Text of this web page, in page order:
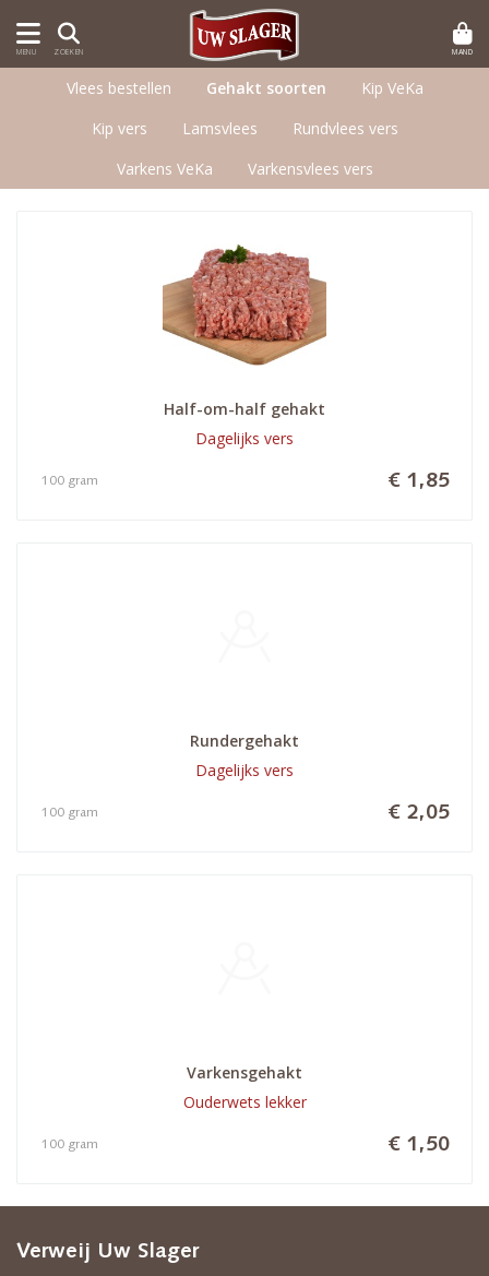
MENU ZOEKEN MAND
Vlees bestellen Gehakt soorten
Kip VeKa
Kip vers
Lamsvlees
Rundvlees vers
Varkens VeKa
Varkensvlees vers
Half-om-half gehakt
Dagelijks vers
€ 1,85
100 gram
Rundergehakt
Dagelijks vers
€ 2,05
100 gram
Varkensgehakt
Ouderwets lekker
€ 1,50
100 gram
Verweij Uw Slager